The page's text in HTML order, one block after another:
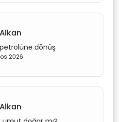
dönüş
2026